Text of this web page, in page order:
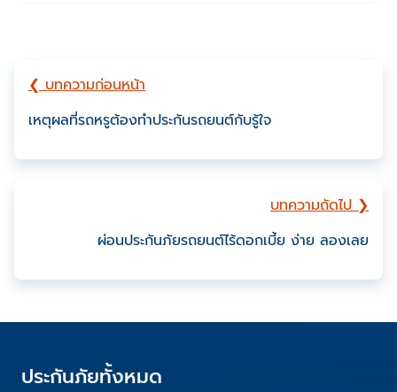
❮ บทความก่อนหน้า
เหตุผลที่รถหรูต้องทำประกันรถยนต์กับรู้ใจ
บทความถัดไป ❯
ผ่อนประกันภัยรถยนต์ไร้ดอกเบี้ย ง่าย ลองเลย
ประกันภัยทั้งหมด